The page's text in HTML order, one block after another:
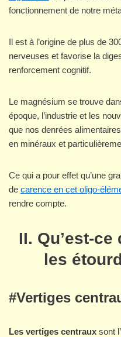
fonctionnement de notre
Il est à l’origine de plus de
nerveuses et favorise la
renforcement cognitif.
Le magnésium se trouve
époque, l’industrie et les
que nos denrées
en minéraux et
Ce qui a pour effet qu’une
de carence en cet oligo-
rendre compte.
II. Qu’est-
les
#Vertiges
Les vertiges centraux sont